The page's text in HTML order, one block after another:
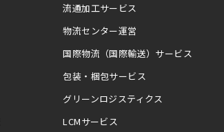
流通加工サービス
物流センター運営
国際物流（国際輸送）サービス
包装・梱包サービス
グリーンロジスティクス
LCMサービス